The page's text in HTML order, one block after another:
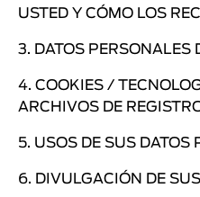
USTED Y CÓMO LOS
3. DATOS PERSONALES
4. COOKIES /
ARCHIVOS DE
5. USOS DE SUS DATOS
6. DIVULGACIÓN DE